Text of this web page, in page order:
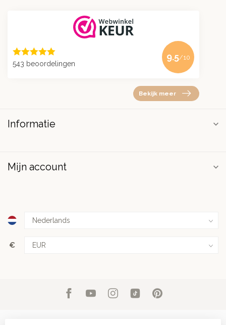
543 beoordelingen
9.5/10
Bekijk meer
Informatie
Mijn account
€